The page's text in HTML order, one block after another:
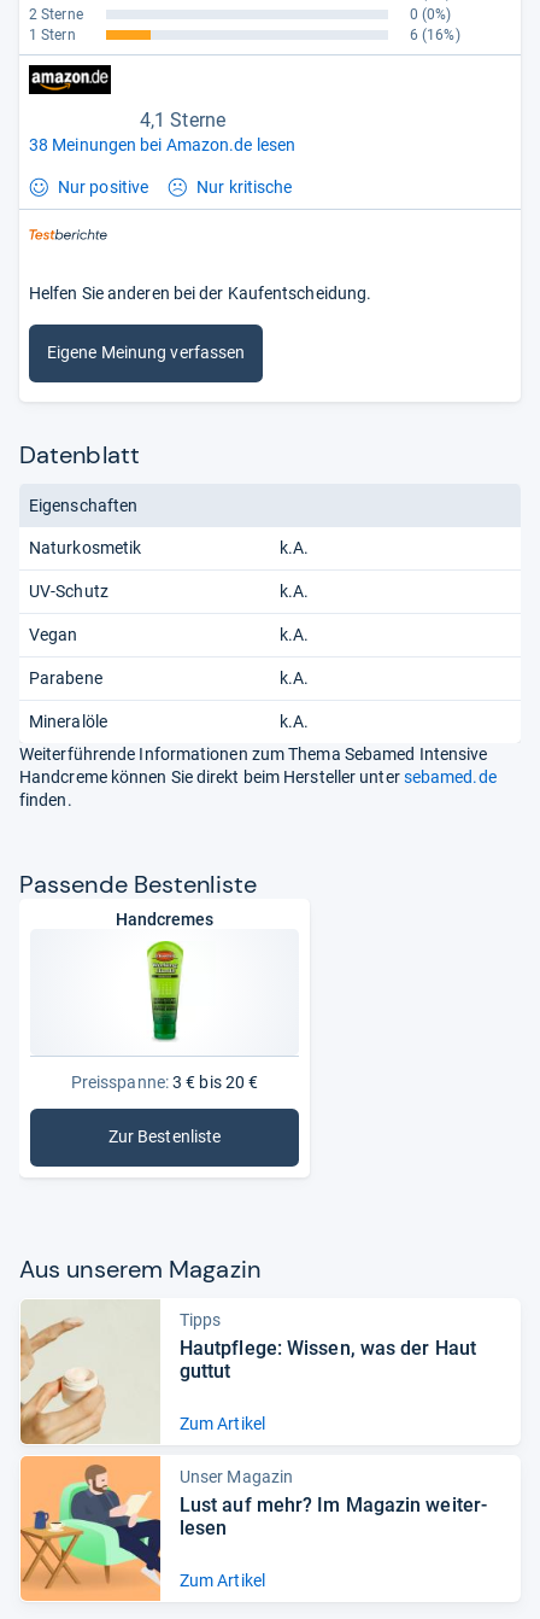
2 Sterne
0 (0%)
1 Stern
6 (16%)
4,1 Sterne
38 Meinungen bei Amazon.de lesen
Nur positive Nur kritische
Helfen Sie anderen bei der Kaufentscheidung.
Eigene Meinung verfassen
Datenblatt
Eigenschaften
Naturkosmetik k.A.
UV-Schutz k.A.
Vegan k.A.
Parabene k.A.
Mineralöle
k.A.
Weiterführende Informationen zum Thema Sebamed Intensive
Handcreme können Sie direkt beim Hersteller untersebamed.de
finden.
Pas­sende Bes­ten­liste
Handcremes
Preisspanne:3 € bis 20 €
Zur Bestenliste
: Handcremes
Aus unse­rem Maga­zin
Tipps
Haut­pflege: Wis­sen, was der Haut
gut­tut
Zum Artikel
Unser Magazin
Lust auf mehr? Im Maga­zin wei­ter­
le­sen
Zum Artikel